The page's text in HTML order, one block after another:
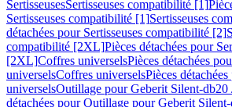
SertisseusesSertisseuses compatibilité [1]
Sertisseuses compatibilité [1]Sertisseuses
détachées pour Sertisseuses compatibilité [2]
compatibilité [2XL]Pièces détachées pour
[2XL]Coffres universelsPièces détachées
universelsCoffres universelsPièces
universelsOutillage pour Geberit Silent-db20
détachées pour Outillage pour Geberit